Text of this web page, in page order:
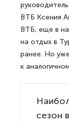
ВТБ Ксения
ВТБ, еще в
на отдых в
ранее. Но
к
сезон